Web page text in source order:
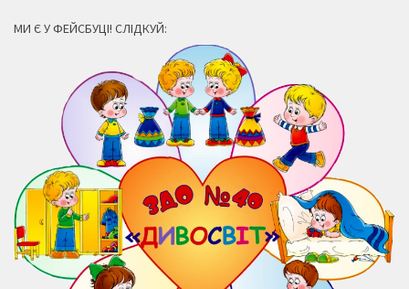
МИ Є У ФЕЙСБУЦІ! СЛІДКУЙ: